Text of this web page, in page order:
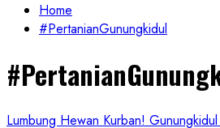
Home
#PertanianGunungkidul
Lumbung Hewan Kurban!